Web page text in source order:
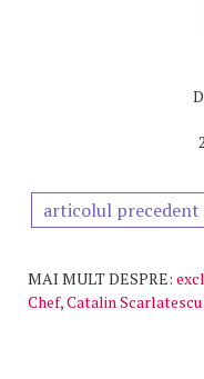
articolul precedent
MAI MULT DESPRE:
Chef,Catalin Scarlatescu